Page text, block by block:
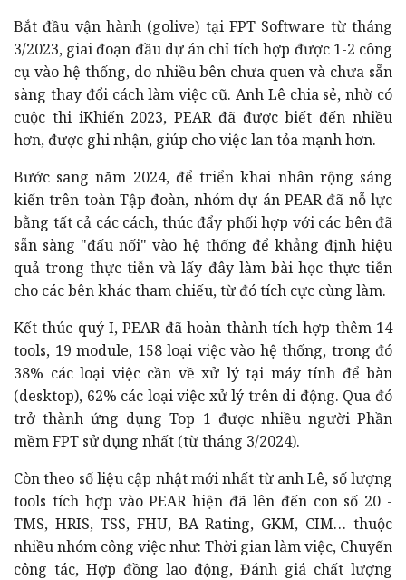
Bắt đầu vận hành (golive) tại FPT Software từ tháng
3/2023, giai đoạn đầu dự án chỉ tích hợp được 1-2 công
cụ vào hệ thống, do nhiều bên chưa quen và chưa sẵn
sàng thay đổi cách làm việc cũ. Anh Lê chia sẻ, nhờ có
cuộc thi iKhiến 2023, PEAR đã được biết đến nhiều
hơn, được ghi nhận, giúp cho việc lan tỏa mạnh hơn.
Bước sang năm 2024, để triển khai nhân rộng sáng
kiến trên toàn Tập đoàn, nhóm dự án PEAR đã nỗ lực
bằng tất cả các cách, thúc đẩy phối hợp với các bên đã
sẵn sàng "đấu nối" vào hệ thống để khẳng định hiệu
quả trong thực tiễn và lấy đây làm bài học thực tiễn
cho các bên khác tham chiếu, từ đó tích cực cùng làm.
Kết thúc quý I, PEAR đã hoàn thành tích hợp thêm 14
tools, 19 module, 158 loại việc vào hệ thống, trong đó
38% các loại việc cần về xử lý tại máy tính để bàn
(desktop), 62% các loại việc xử lý trên di động. Qua đó
trở thành ứng dụng Top 1 được nhiều người Phần
mềm FPT sử dụng nhất (từ tháng 3/2024).
Còn theo số liệu cập nhật mới nhất từ anh Lê, số lượng
tools tích hợp vào PEAR hiện đã lên đến con số 20 -
TMS, HRIS, TSS, FHU, BA Rating, GKM, CIM… thuộc
nhiều nhóm công việc như: Thời gian làm việc, Chuyến
công tác, Hợp đồng lao động, Đánh giá chất lượng